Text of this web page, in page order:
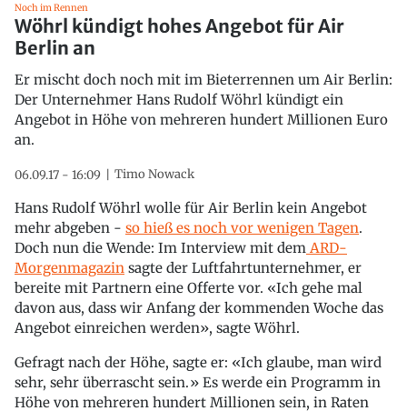
Noch im Rennen
Wöhrl kündigt hohes Angebot für Air
Berlin an
Er mischt doch noch mit im Bieterrennen um Air Berlin:
Der Unternehmer Hans Rudolf Wöhrl kündigt ein
Angebot in Höhe von mehreren hundert Millionen Euro
an.
06.09.17 - 16:09 Timo Nowack
Hans Rudolf Wöhrl wolle für Air Berlin kein Angebot
mehr abgeben - so hieß es noch vor wenigen Tagen.
Doch nun die Wende: Im Interview mit dem ARD-
Morgenmagazin sagte der Luftfahrtunternehmer, er
bereite mit Partnern eine Offerte vor. «Ich gehe mal
davon aus, dass wir Anfang der kommenden Woche das
Angebot einreichen werden», sagte Wöhrl.
Gefragt nach der Höhe, sagte er: «Ich glaube, man wird
sehr, sehr überrascht sein.» Es werde ein Programm in
Höhe von mehreren hundert Millionen sein, in Raten